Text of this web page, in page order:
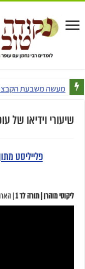
מעשה משבעת הקבצנים | 13 מבצר של מים | עופר
שיעורי וידיאו של
פלייליסט
ליקוטי מוהרן | תורה לד 1 |